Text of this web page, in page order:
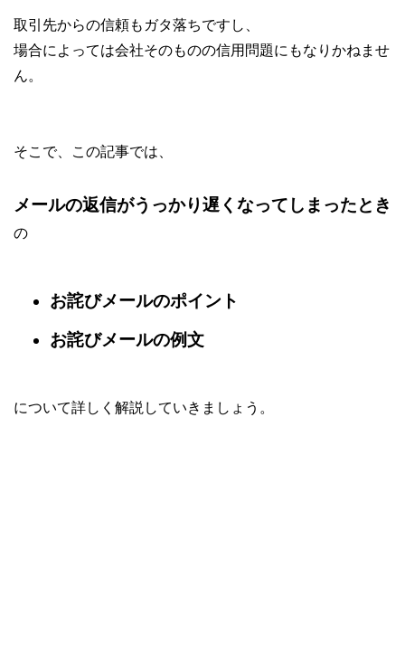
取引先からの信頼もガタ落ちですし、
場合によっては会社そのものの信用問題にもなりかねませ
ん。
そこで、この記事では、
メールの返信がうっかり遅くなってしまったとき
の
お詫びメールのポイント
お詫びメールの例文
について詳しく解説していきましょう。